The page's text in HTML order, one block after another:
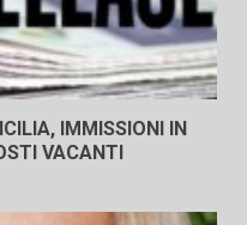
IMMISSIONI IN
VACANTI